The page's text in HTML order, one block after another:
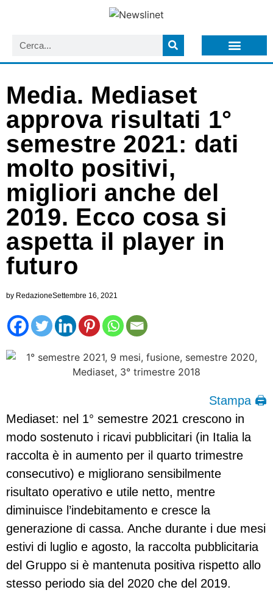
Media. Mediaset
approva risultati 1°
semestre 2021: dati
molto positivi,
migliori anche del
2019. Ecco cosa si
aspetta il player in
futuro
by RedazioneSettembre 16, 2021
Stampa 🖨
Mediaset: nel 1° semestre 2021 crescono in
modo sostenuto i ricavi pubblicitari (in Italia la
raccolta è in aumento per il quarto trimestre
consecutivo) e migliorano sensibilmente
risultato operativo e utile netto, mentre
diminuisce l’indebitamento e cresce la
generazione di cassa. Anche durante i due mesi
estivi di luglio e agosto, la raccolta pubblicitaria
del Gruppo si è mantenuta positiva rispetto allo
stesso periodo sia del 2020 che del 2019.